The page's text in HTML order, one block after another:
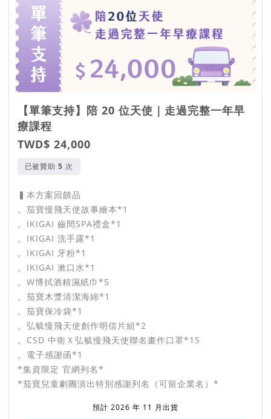
【單筆支持】陪 20 位天使｜走過完整一年早
療課程
TWD$ 24,000
已被贊助 次
▍本方案回饋品
。茄寶慢飛天使故事繪本*1
。IKIGAI 齒間SPA禮盒*1
。IKIGAI 洗手露*1
。IKIGAI 牙粉*1
。IKIGAI 漱口水*1
。W博拭酒精濕紙巾*5
。茄寶木漿清潔海綿*1
。茄寶保冷袋*1
。弘毓慢飛天使創作明信片組*2
。CSD 中衛Ｘ弘毓慢飛天使聯名畫作口罩*15
。電子感謝函*1
*集資限定 官網列名*
*茄寶兒童劇團演出特別感謝列名（可留企業名）*
預計 2026 年 11 月出貨